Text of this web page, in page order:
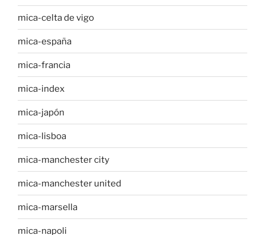
mica-celta de vigo
mica-españa
mica-francia
mica-index
mica-japón
mica-lisboa
mica-manchester city
mica-manchester united
mica-marsella
mica-napoli